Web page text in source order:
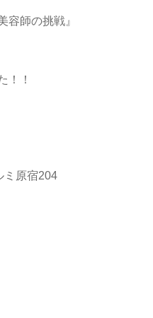
容師の挑戦』
！！
ミ原宿204